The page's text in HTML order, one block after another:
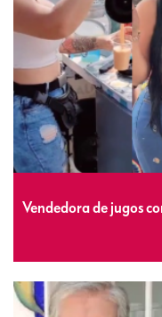
Vendedora de jugos